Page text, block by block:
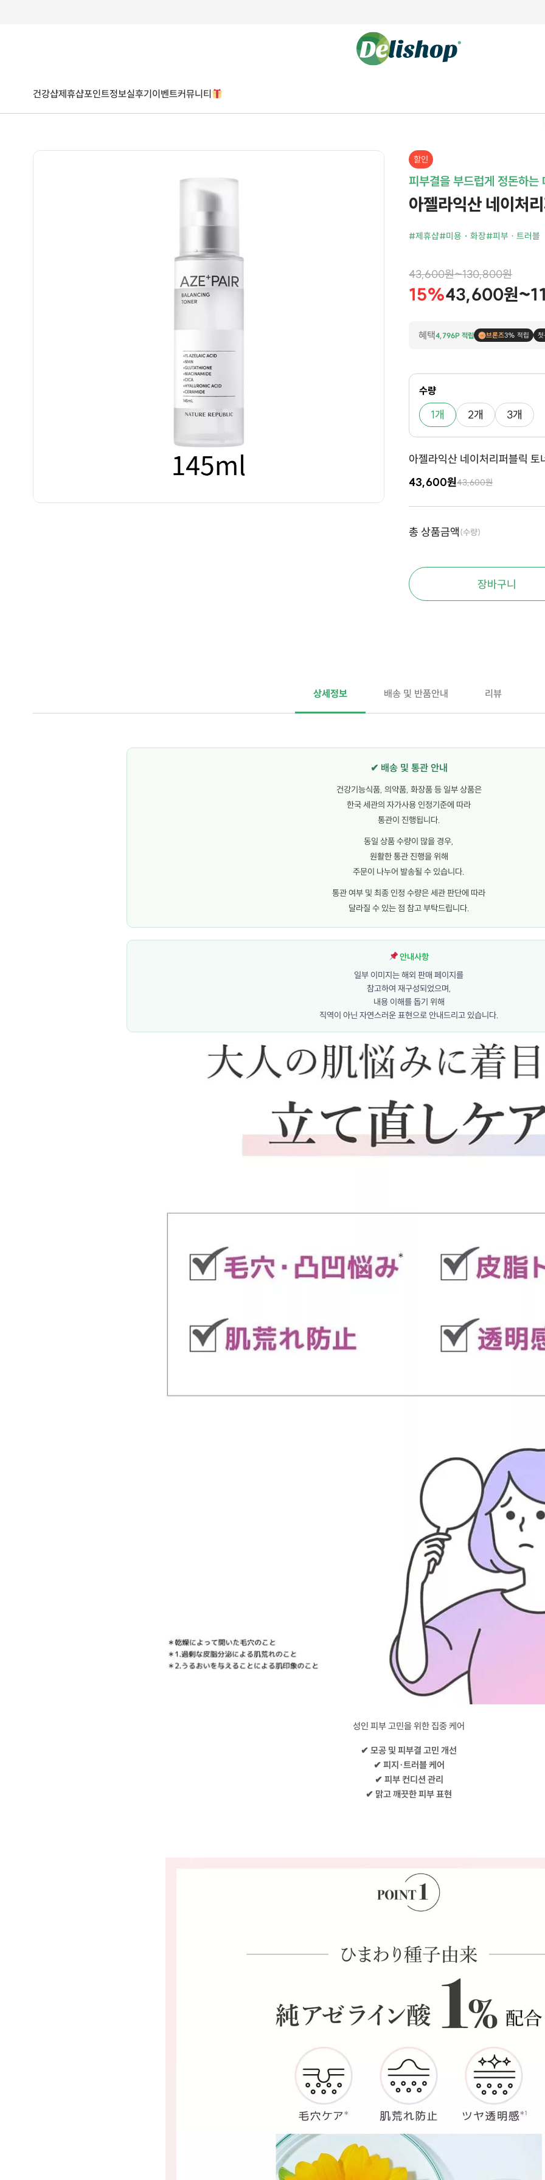
건강샵제휴샵포인트정보실후기이벤트커뮤니티
할인
피부결을 부드럽게 정돈하는
아젤라익산 네이처
#제휴샵#미용・화장#피부 · 트러블
43,600원~130,800원
15%43,600원
혜택4,796P 적립 브론즈3% 적립
수량
1개 2개 3개
아젤라익산 네이처리퍼블릭
43,600원43,600원
총 상품금액(수량)
장바구니
상세정보 배송 및 반품안내 리뷰
✔ 배송 및 통관 안내
건강기능식품, 의약품, 화장품 등 일부 상품은
한국 세관의 자가사용 인정기준에 따라
통관이 진행됩니다.
동일 상품 수량이 많을 경우,
원활한 통관 진행을 위해
주문이 나누어 발송될 수 있습니다.
통관 여부 및 최종 인정 수량은 세관 판단에 따라
달라질 수 있는 점 참고 부탁드립니다.
안내사항
일부 이미지는 해외 판매 페이지를
참고하여 재구성되었으며,
내용 이해를 돕기 위해
직역이 아닌 자연스러운 표현으로 안내드리고 있습니다.
성인 피부 고민을 위한 집중 케어
✔ 모공 및 피부결 고민 개선
✔ 피지·트러블 케어
✔ 피부 컨디션 관리
✔ 맑고 깨끗한 피부 표현